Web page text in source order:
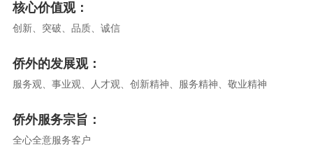
核心价值观：
创新、突破、品质、诚信
侨外的发展观：
服务观、事业观、人才观、创新精神、服务精神、敬业精神
侨外服务宗旨：
全心全意服务客户